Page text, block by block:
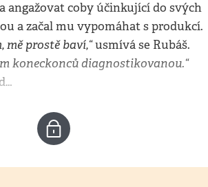
angažovat coby účinkující do svých
a začal mu vypomáhat s produkcí.
mě prostě baví,“usmívá se Rubáš.
koneckonců diagnostikovanou.“